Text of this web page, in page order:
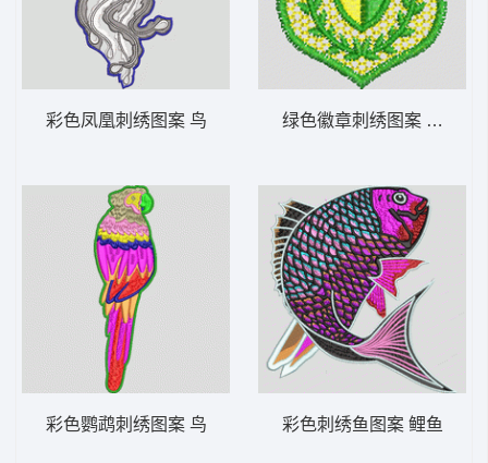
彩色凤凰刺绣图案 鸟
彩色鹦鹉刺绣图案 鸟
绿色徽章刺绣图案 男装 章
彩色刺绣鱼图案 鲤鱼